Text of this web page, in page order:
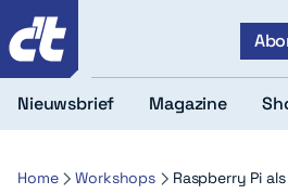
Nieuwsbrief Magazine
Home Workshops Raspberry Pi